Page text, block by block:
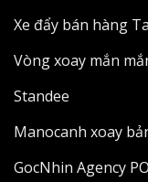
Xe đẩy bán hàng
Vòng xoay mắn
Standee
Manocanh xoay
GocNhin Agency